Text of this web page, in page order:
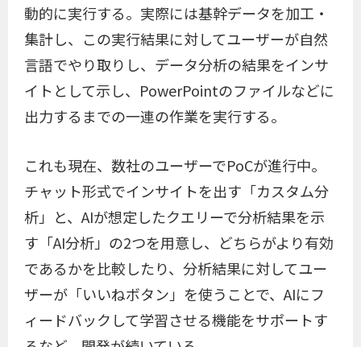
動的に実行する。実際には基幹データを加工・
集計し、この実行結果に対してユーザーが自然
言語でやり取りし、データ分析の結果をインサ
イトとして示し、PowerPointのファイルなどに
出力するまでの一連の作業を実行する。
これも現在、数社のユーザーでPoCが進行中。
チャット形式でインサイトを出す「カスタム分
析」と、AIが想定したクエリーで分析結果を示
す「AI分析」の2つを用意し、どちらがより有効
であるかを比較したり、分析結果に対してユー
ザーが「いいねボタン」を使うことで、AIにフ
ィードバックして学習させる機能をサポートす